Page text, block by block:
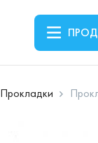
Прокладки